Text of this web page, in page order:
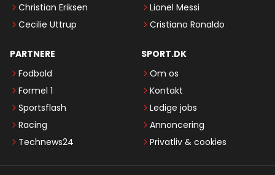
Christian Eriksen
Cecilie Uttrup
Lionel Messi
Cristiano Ronaldo
PARTNERE
Fodbold
Formel 1
Sportsflash
Racing
Technews24
SPORT.DK
Om os
Kontakt
Ledige jobs
Annoncering
Privatliv & cookies